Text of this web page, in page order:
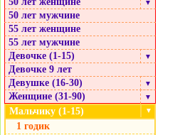
▼
50 лет мужчине
55 лет женщине
55 лет мужчине
Девочке (1-15)
▼
Девочке 9 лет
Девушке (16-30)
▼
Женщине (31-90) ▼
Мальчику (1-15) ▼
1 годик